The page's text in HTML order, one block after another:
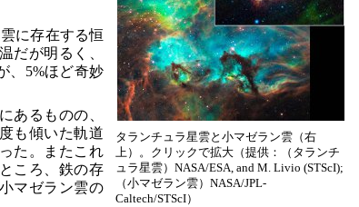
タランチュラ星雲と小マゼラン雲（右
上）。クリックで拡大（提供：（タランチ
ュラ星雲）NASA/ESA, and M. Livio (STScI);
（小マゼラン雲）NASA/JPL-
Caltech/STScI）
に存在する恒
だが明るく、
、5%ほど奇妙
あるものの、
も傾いた軌道
た。またこれ
ころ、鉄の存
マゼラン雲の